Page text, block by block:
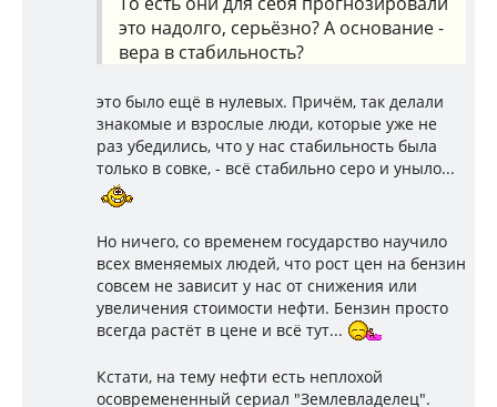
это надолго, серьёзно? А основание -
вера в стабильность?
это было ещё в нулевых. Причём, так делали
знакомые и взрослые люди, которые уже не
раз убедились, что у нас стабильность была
только в совке, - всё стабильно серо и уныло...
Но ничего, со временем государство научило
всех вменяемых людей, что рост цен на бензин
совсем не зависит у нас от снижения или
увеличения стоимости нефти. Бензин просто
всегда растёт в цене и всё тут...
Кстати, на тему нефти есть неплохой
осовремененный сериал "Землевладелец".